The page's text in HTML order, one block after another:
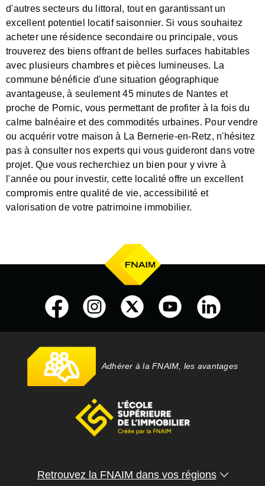
d'autres secteurs du littoral, tout en garantissant un
excellent potentiel locatif saisonnier. Si vous souhaitez
acheter une résidence secondaire ou principale, vous
trouverez des biens offrant de belles surfaces habitables
avec plusieurs chambres et pièces lumineuses. La
commune bénéficie d'une situation géographique
avantageuse, à seulement 45 minutes de Nantes et
proche de Pornic, vous permettant de profiter à la fois du
calme balnéaire et des commodités urbaines. Pour vendre
ou acquérir votre maison à La Bernerie-en-Retz, n'hésitez
pas à consulter nos experts qui vous guideront dans votre
projet. Que vous recherchiez un bien pour y vivre à
l'année ou pour investir, cette localité offre un excellent
compromis entre qualité de vie, accessibilité et
valorisation de votre patrimoine immobilier.
Adhérer à la FNAIM, les avantages
Retrouvez la FNAIM dans vos régions